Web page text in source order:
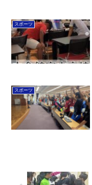
スポーツ
スポーツ